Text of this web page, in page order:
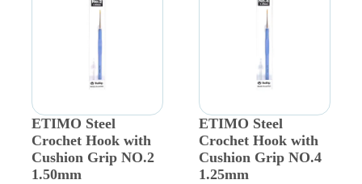
ETIMO Steel
Crochet Hook with
Cushion Grip NO.2
1.50mm
ETIMO Steel
Crochet Hook with
Cushion Grip NO.4
1.25mm